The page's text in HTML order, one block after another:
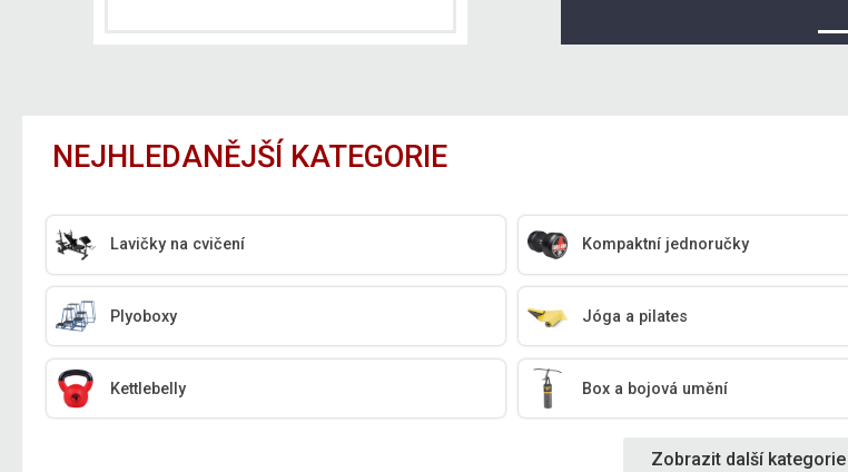
NEJHLEDANĚJŠÍ KATEGORIE
Lavičky na cvičení Kompaktní jednoručky
Plyoboxy Jóga a pilates
Kettlebelly Box a bojová umění
Zobrazit další kategorie